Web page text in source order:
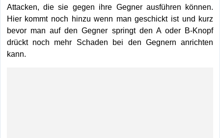
Attacken, die sie gegen ihre Gegner ausführen können.
Hier kommt noch hinzu wenn man geschickt ist und kurz
bevor man auf den Gegner springt den A oder B-Knopf
drückt noch mehr Schaden bei den Gegnern anrichten
kann.